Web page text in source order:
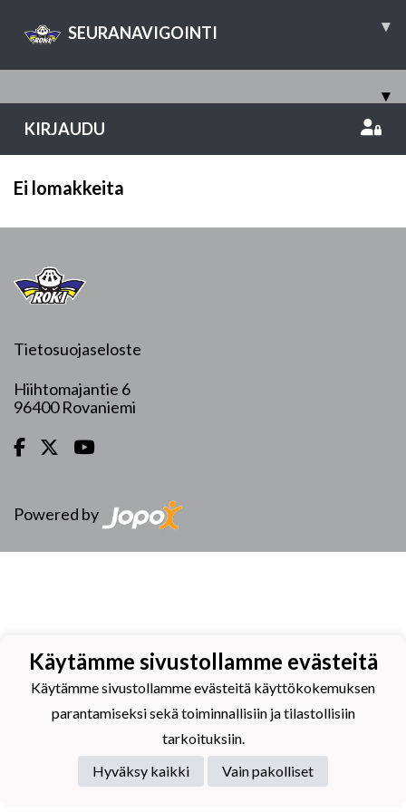
SEURANAVIGOINTI ▾
▾
KIRJAUDU
Ei lomakkeita
Tietosuojaseloste
Hiihtomajantie 6
96400 Rovaniemi
Powered by
Käytämme sivustollamme evästeitä
Käytämme sivustollamme evästeitä käyttökokemuksen
parantamiseksi sekä toiminnallisiin ja tilastollisiin
tarkoituksiin.
Hyväksy kaikki
Vain pakolliset